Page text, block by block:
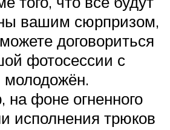
вашим сюрпризом,
договориться
фотосессии с
молодожён.
на фоне огненного
исполнения трюков